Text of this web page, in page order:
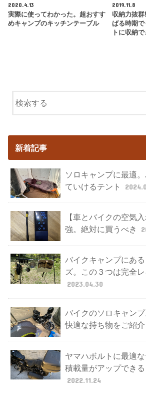
2020.4.13
実際に使ってわかった。超おすす
めキャンプのキッチンテーブル
2019.11.8
収納力抜
ばる時期で
トに収納
新着記事
ソロキャンプに最適
ていけるテント
【車とバイクの空気
強。絶対に買うべき
バイクキャンプにあ
ズ。この３つは完全
2023.04.30
バイクのソロキャン
快適な持ち物をご紹介
ヤマハボルトに最適な
積載量がアップでき
2022.11.24